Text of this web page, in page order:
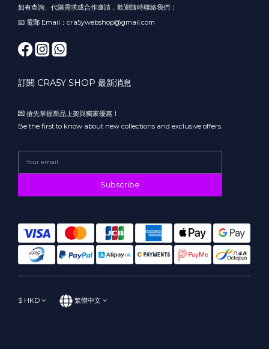
如有查詢、代購需求或合作邀請，歡迎隨時聯絡我們：
📧 電郵 Email：cra5ywebshop@gmail.com
訂閱 CRA5Y SHOP 最新消息
💌 搶先掌握新品上架與獨家優惠！
Be the first to know about new collections and exclusive offers.
Subscribe
$ HKD 繁體中文